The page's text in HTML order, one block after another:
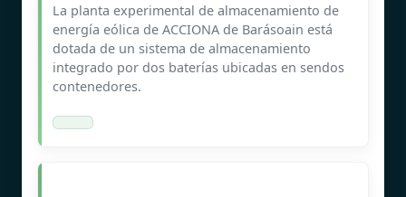
La planta experimental de almacenamiento de
energía eólica de ACCIONA de Barásoain está
dotada de un sistema de almacenamiento
integrado por dos baterías ubicadas en sendos
contenedores.